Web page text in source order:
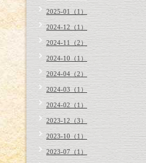
2025-01（1）
2024-12（1）
2024-11（2）
2024-10（1）
2024-04（2）
2024-03（1）
2024-02（1）
2023-12（3）
2023-10（1）
2023-07（1）